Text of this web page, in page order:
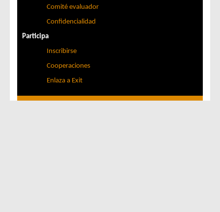
Comité evaluador
Confidencialidad
Participa
Inscribirse
Cooperaciones
Enlaza a Exit